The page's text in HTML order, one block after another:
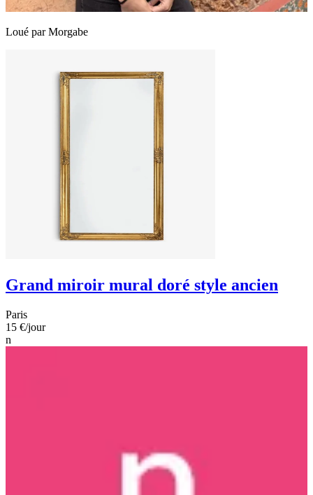
Loué parMorgabe
Grand miroir mural doré style ancien
Paris
15 €/jour
n